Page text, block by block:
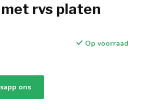
rvs platen
Op voorraad
ons